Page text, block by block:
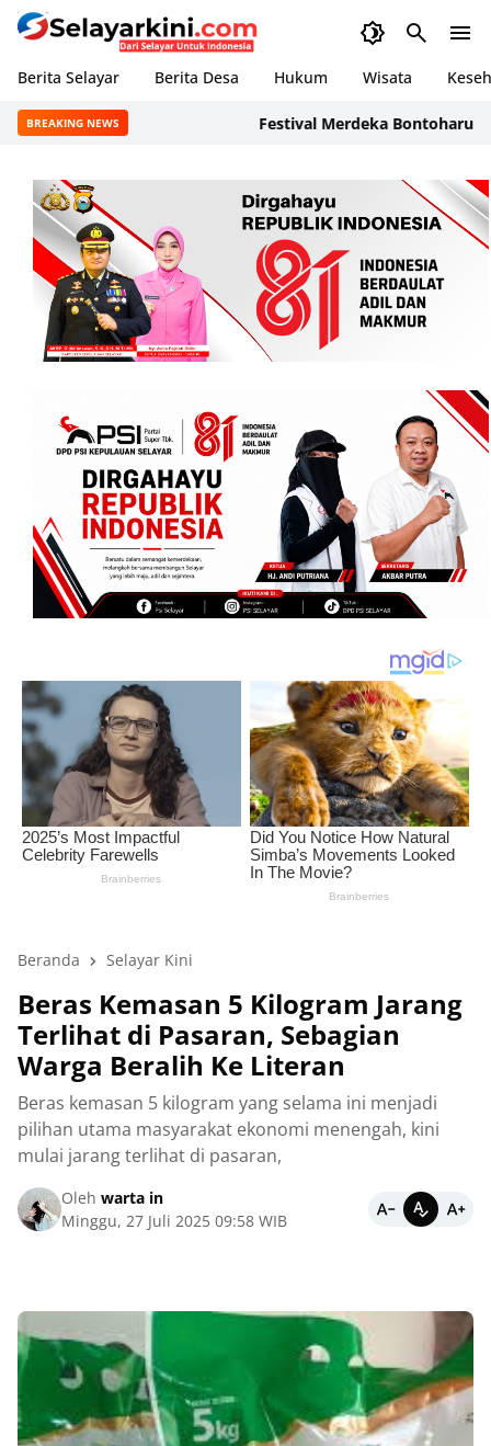
Berita Selayar Berita Desa Hukum Wisata
BREAKING NEWS ‎Festival Merdeka Bontoharu
Beranda Selayar Kini
Beras Kemasan 5 Kilogram Jarang
Terlihat di Pasaran, Sebagian
Warga Beralih Ke Literan
Beras kemasan 5 kilogram yang selama ini menjadi
pilihan utama masyarakat ekonomi menengah, kini
mulai jarang terlihat di pasaran,
Oleh warta in
Minggu, 27 Juli 2025 09:58 WIB